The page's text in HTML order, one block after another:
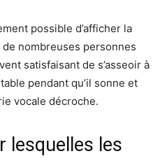
possible d’afficher la
nombreuses personnes
satisfaisant de s’asseoir à
pendant qu’il sonne et
vocale décroche.
lesquelles les